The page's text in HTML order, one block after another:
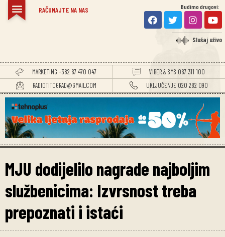
RAČUNAJTE NA NAS Budimo drugovi:
Slušaj uživo
MARKETING +382 67 470 047
VIBER & SMS 067 311 100
RADIOTITOGRAD@GMAIL.COM
UKLJUČENJE 020 282 090
MJU dodijelilo nagrade najboljim
službenicima: Izvrsnost treba
prepoznati i istaći